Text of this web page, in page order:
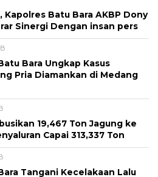
Batu Bara AKBP Dony
Sinergi Dengan insan pers
Bara Ungkap Kasus
Pria Diamankan di Medang
19,467 Ton Jagung ke
Capai 313,337 Ton
Tangani Kecelakaan Lalu